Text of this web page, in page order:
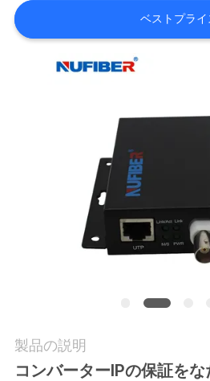
行
絡
ベストプライ
製品の説明
コンバーターIPの保証を